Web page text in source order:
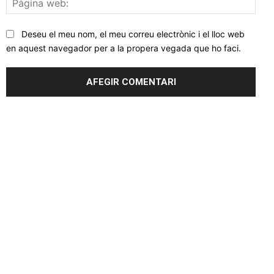
web:
Deseu el meu nom, el meu correu electrònic i el lloc web
en aquest navegador per a la propera vegada que ho faci.